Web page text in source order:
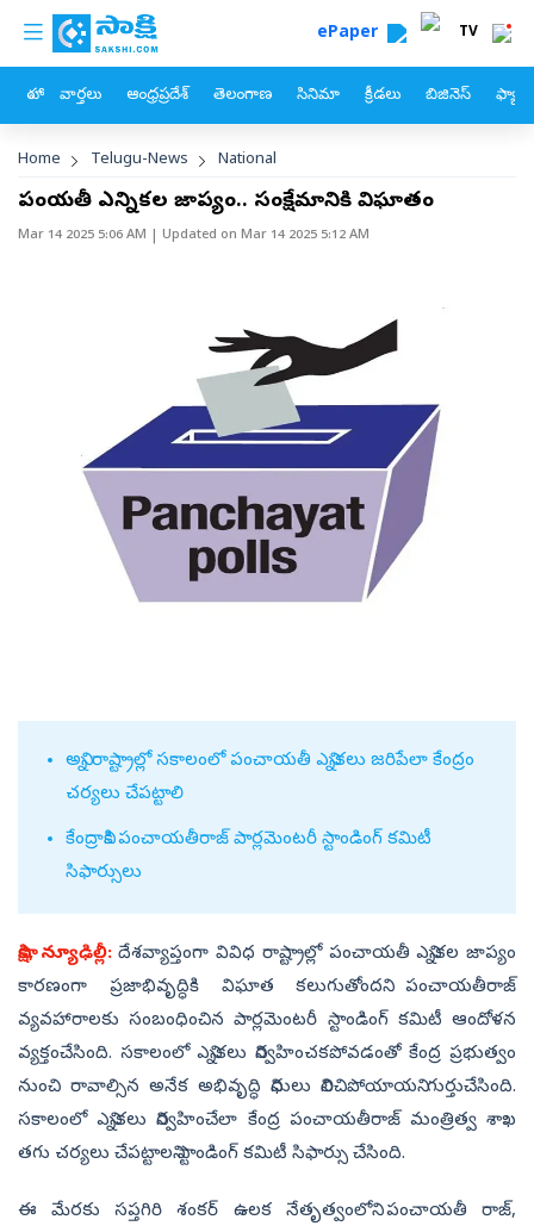
Skip to main content
custom menu ePaper TV
హోం వార్తలు ఆంధ్రప్రదేశ్ తెలంగాణ సినిమా క్రీడలు బిజినెస్
Breadcrumb
Home Telugu-News National
పంచాయతీ ఎన్నికల జాప్యం.. సంక్షేమానికి విఘాతం
Mar 14 2025 5:06 AM | Updated on Mar 14 2025 5:12 AM
అన్ని రాష్ట్రాల్లో సకాలంలో పంచాయతీ ఎన్నికలు జరిపేలా కేంద్రం
చర్యలు చేపట్టాలి
కేంద్రానికి పంచాయతీరాజ్‌ పార్లమెంటరీ స్టాండింగ్‌ కమిటీ
సిఫార్సులు
సాక్షి, న్యూఢిల్లీ:దేశవ్యాప్తంగా వివిధ రాష్ట్రాల్లో పంచాయతీ ఎన్నికల జాప్యం
కారణంగా ప్రజాభివృద్ధికి విఘాత కలుగుతోందని పంచాయతీరాజ్‌
వ్యవహారాలకు సంబంధించిన పార్లమెంటరీ స్టాండింగ్‌ కమిటీ ఆందోళన
వ్యక్తంచేసింది. సకాలంలో ఎన్నికలు నిర్వహించకపోవడంతో కేంద్ర ప్రభుత్వం
నుంచి రావాల్సిన అనేక అభివృద్ధి నిధులు నిలిచిపోయాయని గుర్తుచేసింది.
సకాలంలో ఎన్నికలు నిర్వహించేలా కేంద్ర పంచాయతీరాజ్‌ మంత్రిత్వ శాఖ
తగు చర్యలు చేపట్టాలని స్టాండింగ్‌ కమిటీ సిఫార్సు చేసింది.
ఈ మేరకు సప్తగిరి శంకర్‌ ఉలక నేతృత్వంలోని పంచాయతీ రాజ్,